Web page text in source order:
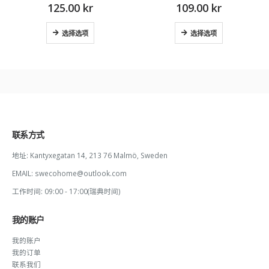
125.00 kr
选择选项
109.00 kr
选择选项
联系方式
地址: Kantyxegatan 14, 213 76 Malmö, Sweden
EMAIL: swecohome@outlook.com
工作时间: 09:00 - 17:00(瑞典时间)
我的账户
我的账户
我的订单
联系我们